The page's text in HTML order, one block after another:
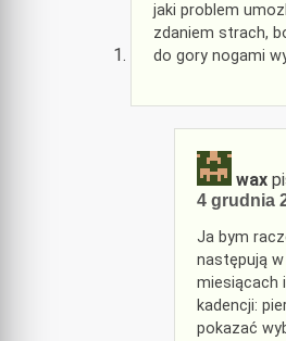
jaki problem
zdaniem strach,
do gory nogami
wax
4 grudnia
Ja bym
następują
miesiącach
kadencji:
pokazać